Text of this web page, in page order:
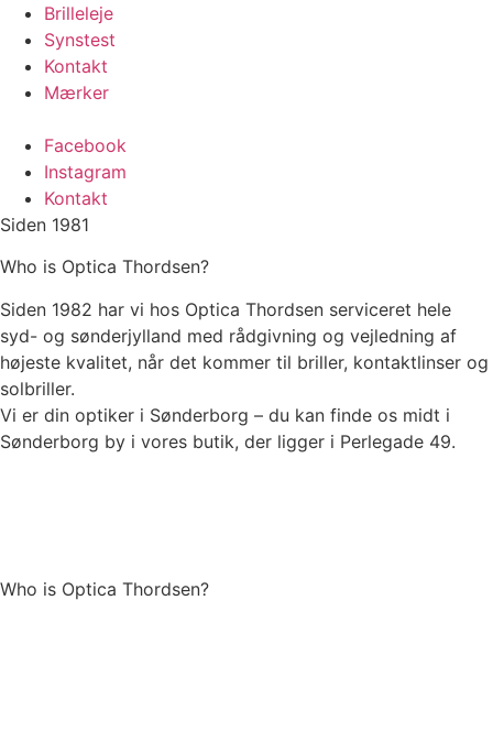
Videre
indhold
Brilleleje
Synstest
Kontakt
Mærker
Facebook
Instagram
Kontakt
Siden 1981
Who is Optica Thordsen?
Siden 1982 har vi hos Optica Thordsen serviceret hele
syd- og sønderjylland med rådgivning og vejledning af
højeste kvalitet, når det kommer til briller, kontaktlinser og
solbriller.
Vi er din optiker i Sønderborg – du kan finde os midt i
Sønderborg by i vores butik, der ligger i Perlegade 49.
Who is Optica Thordsen?